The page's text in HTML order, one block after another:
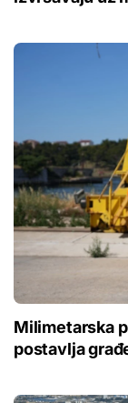
Milimetarska
postavlja